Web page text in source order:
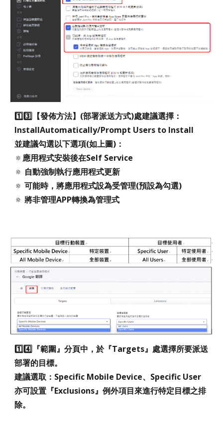
1️⃣3️⃣【發佈方法】 (部署派送方式)處建議選擇：
InstallAutomatically/Prompt Users to Install
並建議勾選以下選項(如上圖)：
🔅 應用程式安裝後在Self Service
🔅 自動強制執行應用程式更新
🔅 可能時，將應用程式設為受管理(預設為勾選)
🔅 將非管理APP轉換為管理式
1️⃣4️⃣ 『範圍』分頁中，於『Targets』處選擇所要派送
部署的目標。
建議選取：Specific Mobile Device、Specific User
亦可設置『Exclusions』例外項目來進行特定目標之排
除。